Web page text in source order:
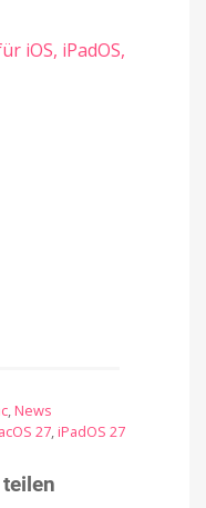
iOS, iPadOS,
, News
27, iPadOS 27
teilen